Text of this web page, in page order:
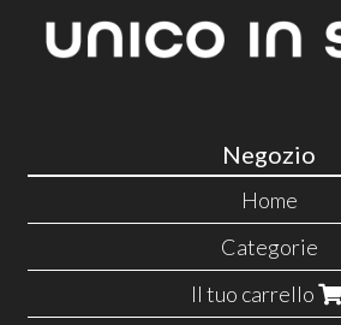
Negozio
Home
Categorie
Il tuo carrello